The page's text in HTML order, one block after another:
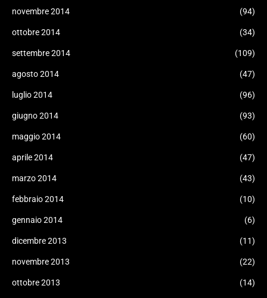
novembre 2014 (94)
ottobre 2014 (34)
settembre 2014 (109)
agosto 2014 (47)
luglio 2014 (96)
giugno 2014 (93)
maggio 2014 (60)
aprile 2014 (47)
marzo 2014 (43)
febbraio 2014 (10)
gennaio 2014 (6)
dicembre 2013 (11)
novembre 2013 (22)
ottobre 2013 (14)